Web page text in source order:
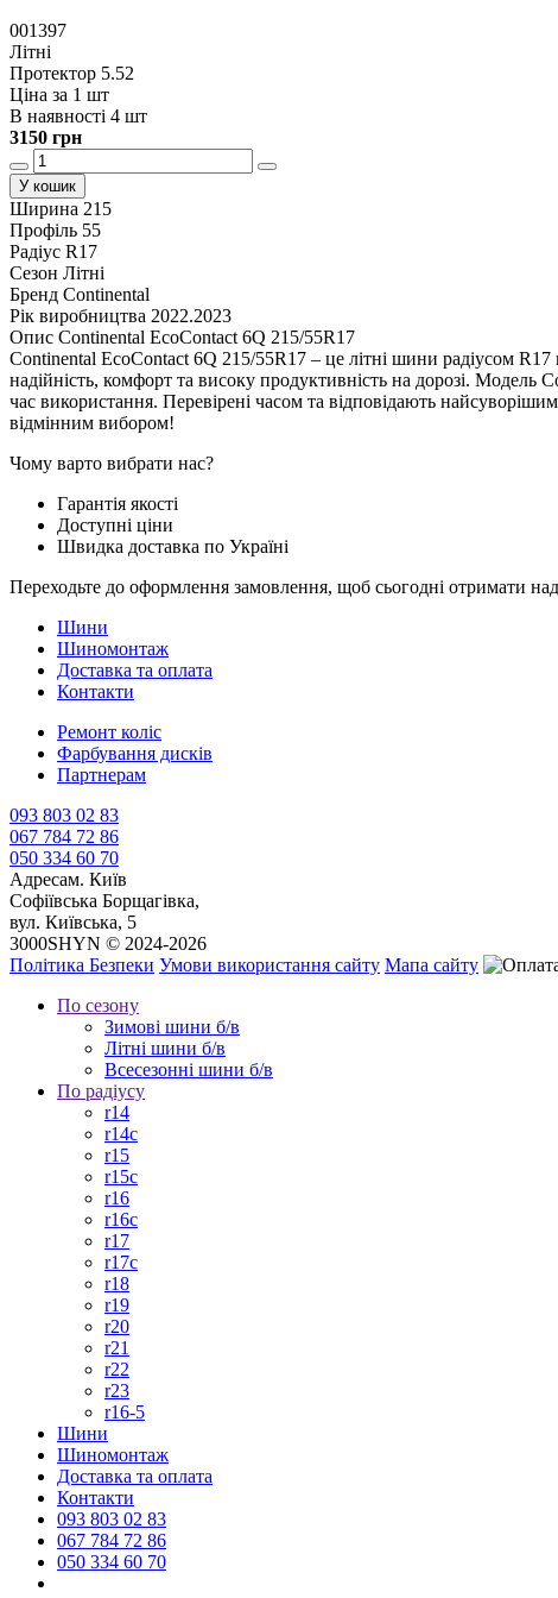
001397
Літні
Протектор 5.52
Ціна за 1 шт
В наявності 4 шт
3150 грн
У кошик
Ширина 215
Профіль 55
Радіус R17
Сезон Літні
Бренд Continental
Рік виробництва 2022.2023
Опис Continental EcoContact 6Q 215/55R17
Continental EcoContact 6Q 215/55R17 – це літні шини радіусом
надійність, комфорт та високу продуктивність на дорозі. Модель
час використання. Перевірені часом та відповідають
відмінним вибором!
Чому варто вибрати нас?
Гарантія якості
Доступні ціни
Швидка доставка по Україні
Переходьте до оформлення замовлення, щоб сьогодні отримати
Шини
Шиномонтаж
Доставка та оплата
Контакти
Ремонт коліс
Фарбування дисків
Партнерам
093 803 02 83
067 784 72 86
050 334 60 70
Адресам. Київ
Софіївська Борщагівка,
вул. Київська, 5
3000SHYN © 2024-2026
Політика Безпеки Умови використання сайту Мапа сайту
По сезону
Зимові шини б/в
Літні шини б/в
Всесезонні шини б/в
По радіусу
r14
r14c
r15
r15c
r16
r16c
r17
r17c
r18
r19
r20
r21
r22
r23
r16-5
Шини
Шиномонтаж
Доставка та оплата
Контакти
093 803 02 83
067 784 72 86
050 334 60 70